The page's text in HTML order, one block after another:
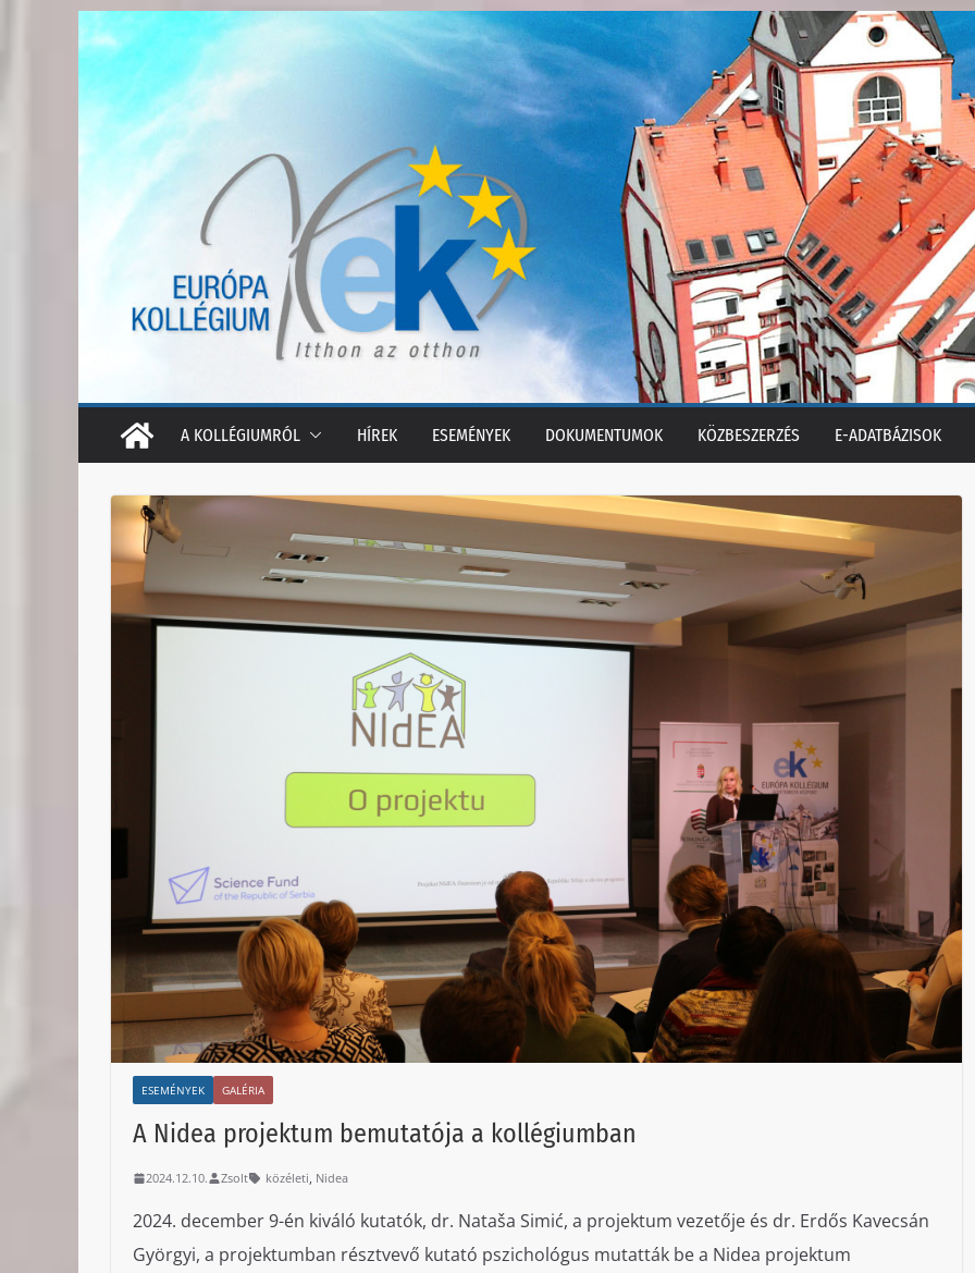
to
content
A KOLLÉGIUMRÓL HÍREK ESEMÉNYEK DOKUMENTUMOK KÖZBESZERZÉS E-ADATBÁZISOK
ESEMÉNYEK GALÉRIA
A Nidea projektum bemutatója a kollégiumban
2024.12.10. Zsolt közéleti, Nidea
2024. december 9-én kiváló kutatók, dr. Nataša Simić, a projektum vezetője és dr. Erdős Kavecsán
Györgyi, a projektumban résztvevő kutató pszichológus mutatták be a Nidea projektum